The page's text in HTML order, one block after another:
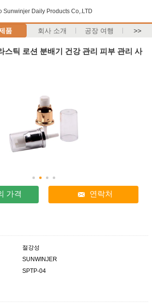
Sunwinjer Daily Products Co,.LTD
품 회사 소개 공장 여행 >>
스틱 로션 분배기 건강 관리 피부 관리 사
가격 연락처
절강성
SUNWINJER
SPTP-04